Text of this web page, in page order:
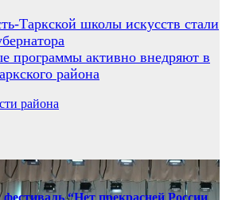
Таркской школы искусств стали
программы активно внедряют в
района
района
“Нет прекрасней России